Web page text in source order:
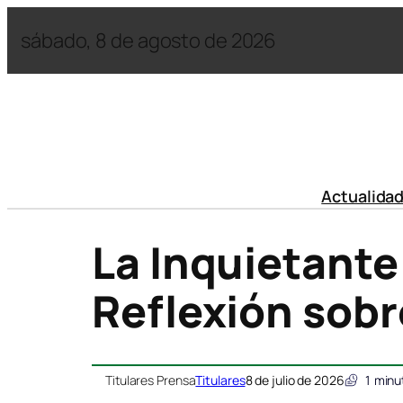
sábado, 8 de agosto de 2026
La
Reflexión
Titulares PrensaTitulares8 de julio de 2026 1